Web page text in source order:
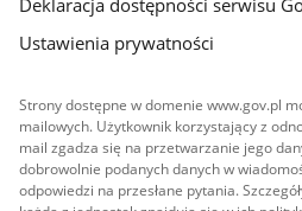
Ustawienia prywatności
Strony dostępne w domenie www.gov.pl
mailowych. Użytkownik korzystający z
mail zgadza się na przetwarzanie jego
dobrowolnie podanych danych w
odpowiedzi na przesłane pytania.